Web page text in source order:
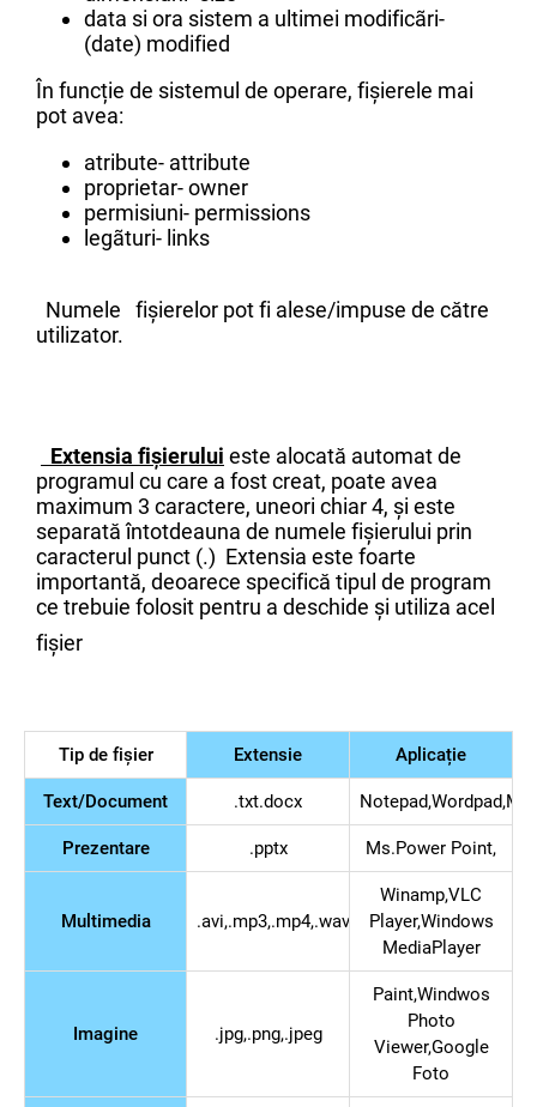
data si ora sistem a ultimei modificãri-
(date) modified
În funcție de sistemul de operare, fișierele mai
pot avea:
atribute- attribute
proprietar- owner
permisiuni- permissions
legãturi- links
Numele fișierelor pot fi alese/impuse de către
utilizator.
Extensia fișierului este alocată automat de
programul cu care a fost creat, poate avea
maximum 3 caractere, uneori chiar 4, și este
separată întotdeauna de numele fișierului prin
caracterul punct (.) Extensia este foarte
importantă, deoarece specifică tipul de program
ce trebuie folosit pentru a deschide și utiliza acel
fișier
Tip de fișier Extensie Aplicație
Text/Document .txt.docx
Prezentare .pptx Ms.Power Point,
Multimedia .avi,.mp3,.mp4,.wav,.avi,.wma,etc..
Winamp,VLC
Player,Windows
MediaPlayer
Imagine .jpg,.png,.jpeg
Paint,Windwos
Photo
Viewer,Google
Foto